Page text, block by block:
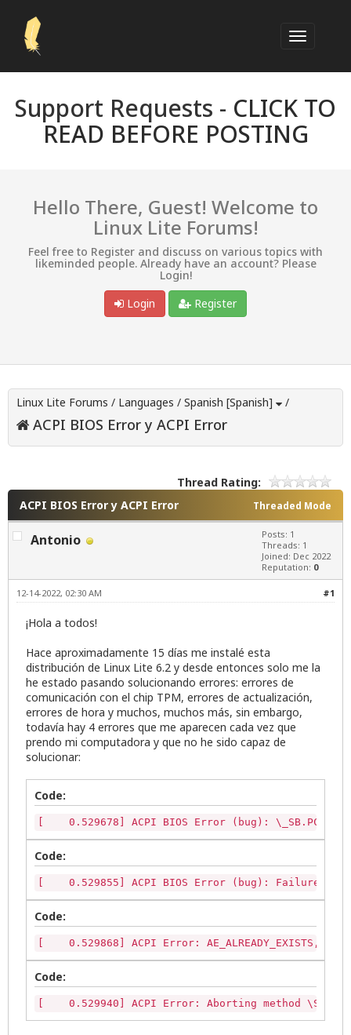
Support Requests - CLICK TO
READ BEFORE POSTING
Hello There, Guest! Welcome to
Linux Lite Forums!
Feel free to Register and discuss on various topics with
likeminded people. Already have an account? Please
Login!
Login
Register
Linux Lite Forums / Languages / Spanish [Spanish] /
ACPI BIOS Error y ACPI Error
Thread Rating:
Threaded Mode
ACPI BIOS Error y ACPI Error
Antonio
Posts: 1
Threads: 1
Joined: Dec 2022
Reputation: 0
#1
12-14-2022, 02:30 AM
¡Hola a todos!
Hace aproximadamente 15 días me instalé esta
distribución de Linux Lite 6.2 y desde entonces solo me la
he estado pasando solucionando errores: errores de
comunicación con el chip TPM, errores de actualización,
errores de hora y muchos, muchos más, sin embargo,
todavía hay 4 errores que me aparecen cada vez que
prendo mi computadora y que no he sido capaz de
solucionar:
Code:
[    0.529678] ACPI BIOS Error (bug):
Code:
[    0.529855] ACPI BIOS Error (bug): Failure
Code:
[    0.529868] ACPI Error: AE_ALREADY_EXISTS,
Code:
[    0.529940] ACPI Error: Aborting method